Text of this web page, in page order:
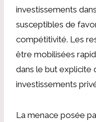
investissements
susceptibles de
compétitivité. Les
être mobilisées
dans le but explicite
investissements
La menace posée